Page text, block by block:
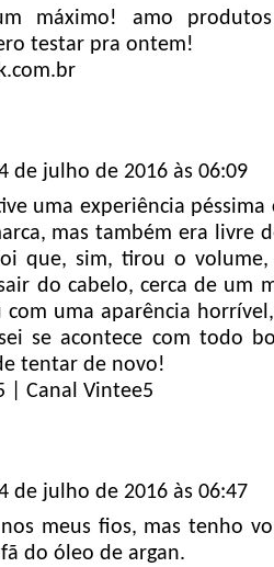
máximo! amo
testar pra ontem!
de julho de 2016 às 06:09
uma experiência
mas também era livre
que, sim, tirou o volume,
do cabelo, cerca de um
com uma aparência
se acontece com todo
tentar de novo!
Canal Vintee5
de julho de 2016 às 06:47
meus fios, mas tenho
do óleo de argan.